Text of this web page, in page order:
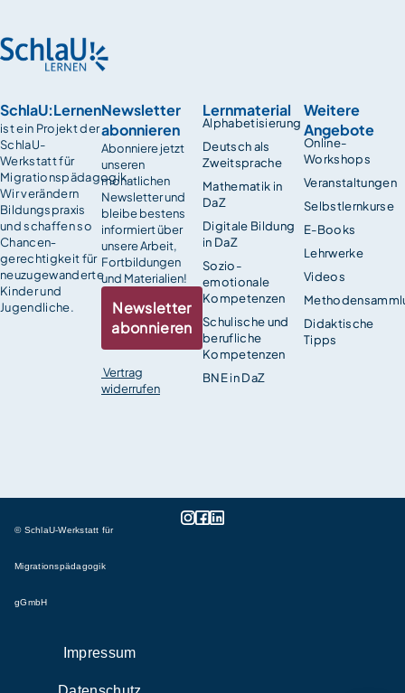
SchlaU:Lernen
ist ein Projekt der
SchlaU-
Werkstatt für
Migrationspädagogik.
Wir verändern
Bildungspraxis
und schaffen so
Chancen­
gerechtigkeit für
neuzugewanderte
Kinder und
Jugendliche.
Lernmaterial
Alphabetisierung
Deutsch als
Zweitsprache
Mathematik in
DaZ
Digitale Bildung
in DaZ
Sozio-
emotionale
Kompetenzen
Schulische und
berufliche
Kompetenzen
BNE in DaZ
Weitere
Angebote
Online-
Workshops
Veranstaltungen
Selbstlernkurse
E-Books
Lehrwerke
Videos
Didaktische
Tipps
Newsletter
abonnieren
Abonniere jetzt
unseren
monatlichen
Newsletter und
bleibe bestens
informiert über
unsere Arbeit,
Fortbildungen
und Materialien!
Newsletter
abonnieren
Vertrag
widerrufen
© SchlaU-Werkstatt für
Migrationspädagogik
gGmbH
Impressum